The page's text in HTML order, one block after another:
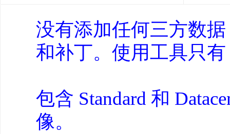
没有添加任何三方数据
和补丁。使用工具只
包含 Standard 和
像。